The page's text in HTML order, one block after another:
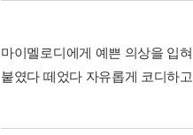
마이멜로디에게 예쁜 의상을 입
붙였다 떼었다 자유롭게 코디하